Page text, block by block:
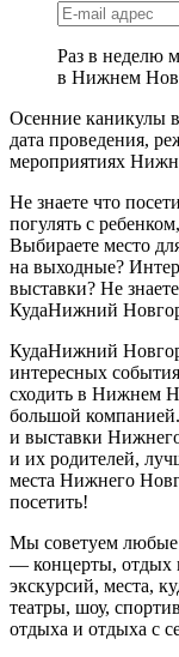
Раз в неделю
в Нижнем
Осенние каникулы
дата проведения,
мероприятиях
Не знаете что
погулять с
Выбираете место
на выходные?
выставки? Не
КудаНижний
КудаНижний
интересных
сходить в Нижнем
большой
и выставки
и их родителей,
места Нижнего
посетить!
Мы советуем
— концерты, отдых
экскурсий, места,
театры, шоу,
отдыха и отдыха с